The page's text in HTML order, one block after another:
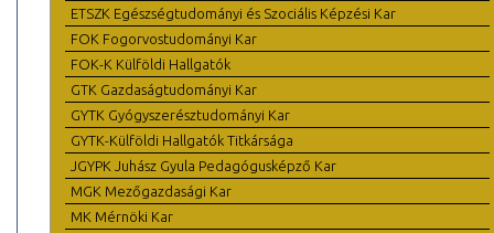
ETSZK Egészségtudományi és Szociális Képzési Kar
FOK Fogorvostudományi Kar
FOK-K Külföldi Hallgatók
GTK Gazdaságtudományi Kar
GYTK Gyógyszerésztudományi Kar
GYTK-Külföldi Hallgatók Titkársága
JGYPK Juhász Gyula Pedagógusképző Kar
MGK Mezőgazdasági Kar
MK Mérnöki Kar